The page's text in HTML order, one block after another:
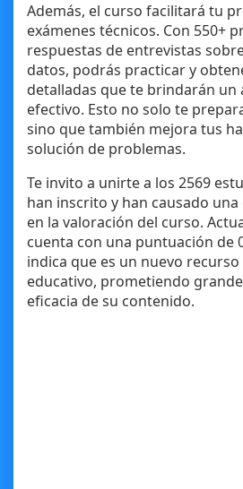
Además, el curso facilitará tu
exámenes técnicos. Con 550+
respuestas de entrevistas
datos, podrás practicar y
detalladas que te brindarán un
efectivo. Esto no solo te
sino que también mejora tus
solución de problemas.
Te invito a unirte a los 2569
han inscrito y han causado
en la valoración del curso.
cuenta con una puntuación de
indica que es un nuevo
educativo, prometiendo
eficacia de su contenido.